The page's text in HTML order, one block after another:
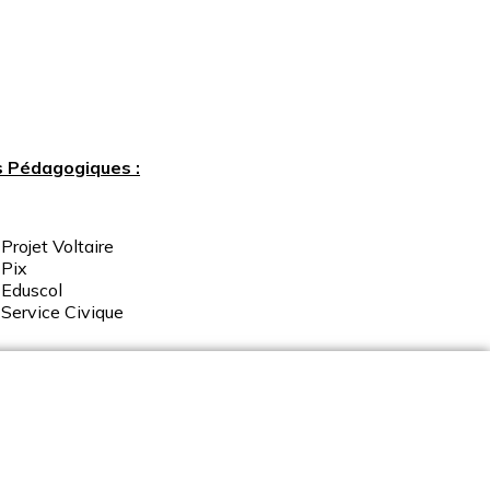
Pédagogiques :
Projet Voltaire
Pix
Eduscol
Service Civique